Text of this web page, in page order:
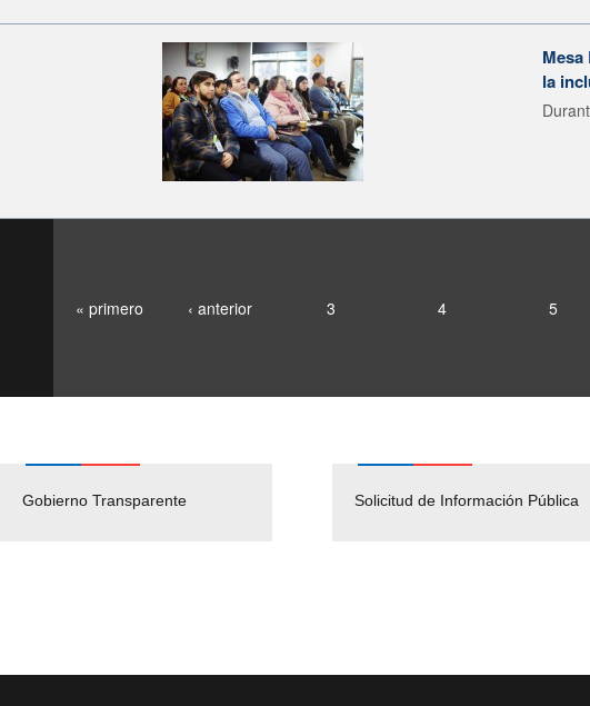
la
« primero ‹ anterior 3 4 5
Gobierno Transparente Solicitud de Información Pública
Pago Proveedores
Empleos